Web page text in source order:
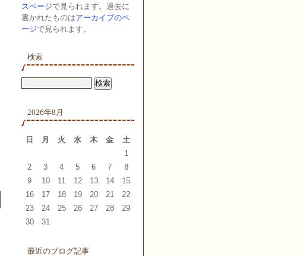
スページで見られます。過去に
書かれたものはアーカイブのペ
ージで見られます。
検索
2026年8月
日 月 火 水 木 金
土
1
2
3 4 5 6 7
8
9
10 11 12 13 14
15
16
17 18 19 20 21
22
23
24 25 26 27 28
29
30
31
最近のブログ記事